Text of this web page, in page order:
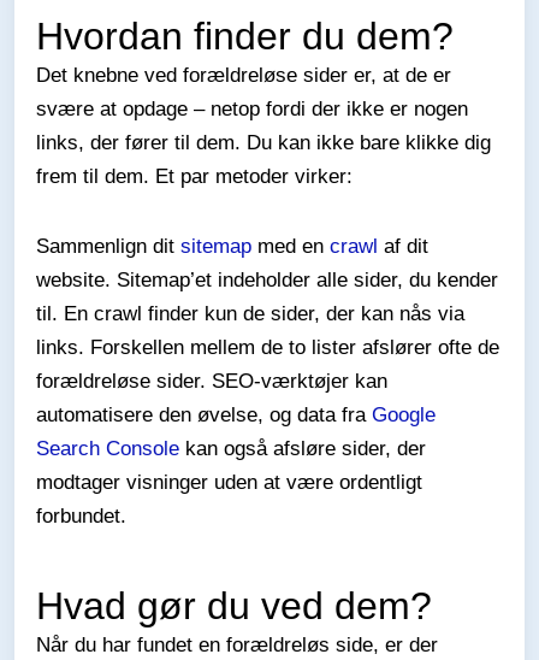
Hvordan finder du dem?
Det knebne ved forældreløse sider er, at de er
svære at opdage – netop fordi der ikke er nogen
links, der fører til dem. Du kan ikke bare klikke dig
frem til dem. Et par metoder virker:
Sammenlign dit sitemap med en crawl af dit
website. Sitemap’et indeholder alle sider, du kender
til. En crawl finder kun de sider, der kan nås via
links. Forskellen mellem de to lister afslører ofte de
forældreløse sider. SEO-værktøjer kan
automatisere den øvelse, og data fra Google
Search Console kan også afsløre sider, der
modtager visninger uden at være ordentligt
forbundet.
Hvad gør du ved dem?
Når du har fundet en forældreløs side, er der